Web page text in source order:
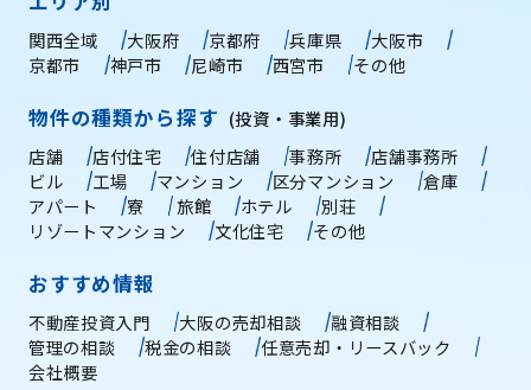
関西全域 大阪府 京都府 兵庫県
大阪市
京都市
神戸市 尼崎市 西宮市 その他
物件の種類から探す (投資・事業用)
店舗
店付住宅 住付店舗 事務所
店舗事務所
ビル
工場 マンション 区分マンション
倉庫
アパート
寮 旅館 ホテル
別荘
リゾートマンション
文化住宅 その他
おすすめ情報
不動産投資入門 大阪の売却相談
融資相談
管理の相談
税金の相談
任意売却・リースバック
会社概要